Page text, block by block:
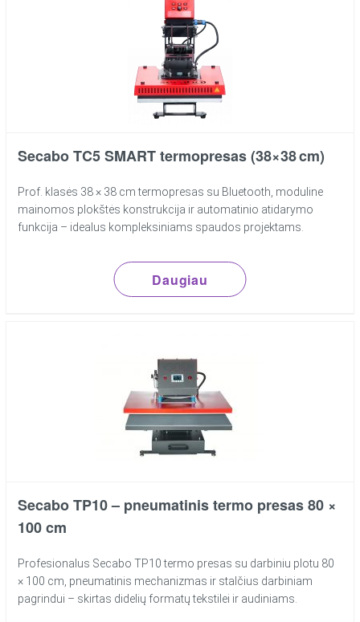
Secabo TC5 SMART termopresas (38×38 cm)
Prof. klasės 38 × 38 cm termopresas su Bluetooth, moduline
mainomos plokštės konstrukcija ir automatinio atidarymo
funkcija – idealus kompleksiniams spaudos projektams.
Daugiau
Secabo TP10 – pneumatinis termo presas 80 ×
100 cm
Profesionalus Secabo TP10 termo presas su darbiniu plotu 80
× 100 cm, pneumatinis mechanizmas ir stalčius darbiniam
pagrindui – skirtas didelių formatų tekstilei ir audiniams.